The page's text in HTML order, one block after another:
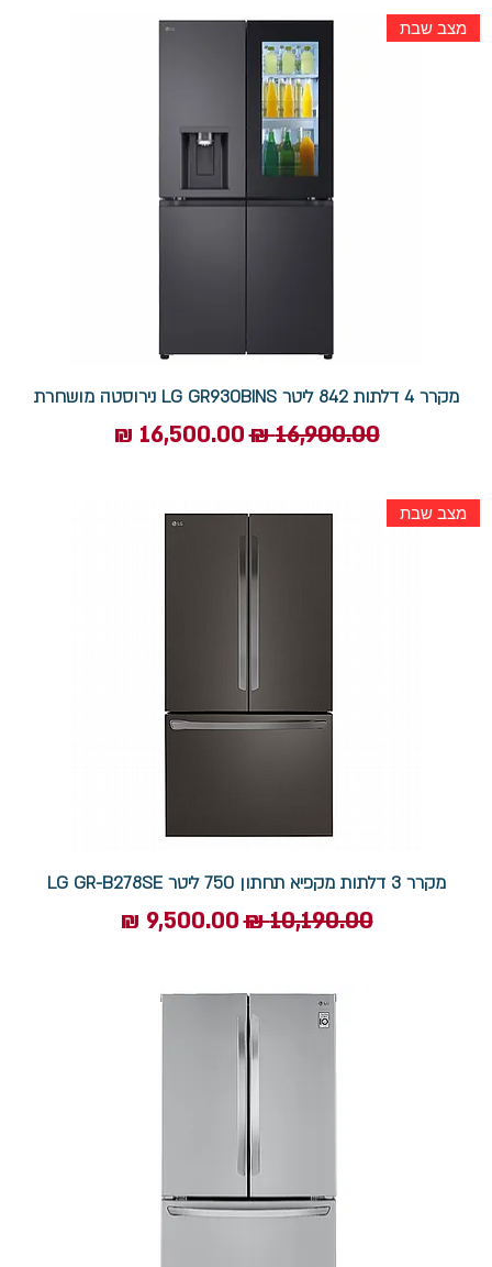
מצב שבת
מקרר 4 דלתות 842 ליטר LG GR930BINS נירוסטה מושחרת
מחיר רגיל‏16,900.00 ‏₪ מחיר מבצע
מצב שבת
מקרר 3 דלתות מקפיא תחתון 750 ליטר LG GR-B278SE
מחיר רגיל‏10,190.00 ‏₪ מחיר מבצע